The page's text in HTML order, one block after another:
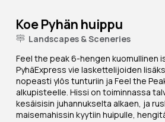
Koe Pyhän huippu
Landscapes & Sceneries
Feel the peak 6-hengen kuomullinen
PyhäExpress vie laskettelijoiden
nopeasti ylös tunturiin ja Feel the
alkupisteelle. Hissi on toiminnassa
kesäisisin juhannukselta alkaen, ja
maisemahissin kyytiin huipulle,